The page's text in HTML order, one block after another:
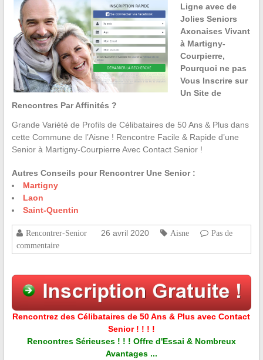
Ligne avec de
Jolies Seniors
Axonaises Vivant
à Martigny-
Courpierre,
Pourquoi ne pas
Vous Inscrire sur
Un Site de
Rencontres Par Affinités ?
Grande Variété de Profils de Célibataires de 50 Ans & Plus dans
cette Commune de l’Aisne ! Rencontre Facile & Rapide d’une
Senior à Martigny-Courpierre Avec Contact Senior !
Autres Conseils pour Rencontrer Une Senior :
Martigny
Laon
Saint-Quentin
Rencontrer-Senior 26 avril 2020 Aisne
Pas de
commentaire
Rencontrez des Célibataires de 50 Ans & Plus avec Contact
Senior ! ! ! !
Rencontres Sérieuses ! ! ! Offre d'Essai & Nombreux
Avantages ...